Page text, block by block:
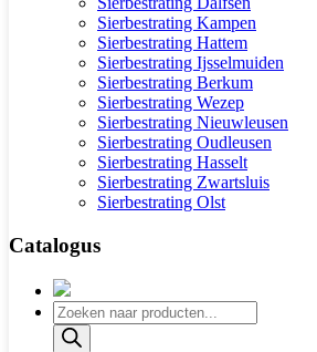
Sierbestrating Kampen
Sierbestrating Hattem
Sierbestrating Ijsselmuiden
Sierbestrating Berkum
Sierbestrating Wezep
Sierbestrating Nieuwleusen
Sierbestrating Oudleusen
Sierbestrating Hasselt
Sierbestrating Zwartsluis
Sierbestrating Olst
Catalogus
Producten
zoeken